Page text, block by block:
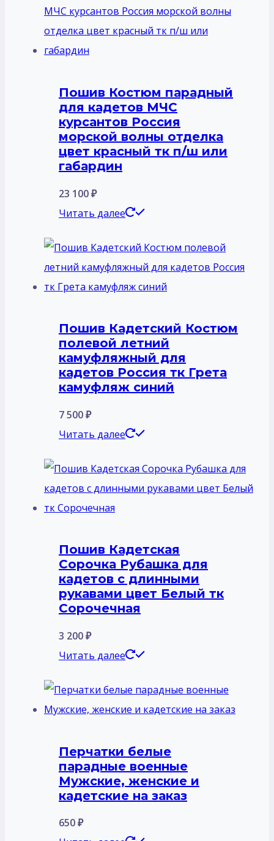
Пошив Костюм парадный
для кадетов МЧС
курсантов Россия
морской волны отделка
цвет красный тк п/ш или
габардин
23 100₽
Читать далее
Пошив Кадетский Костюм
полевой летний
камуфляжный для
кадетов Россия тк Грета
камуфляж синий
7 500₽
Читать далее
Пошив Кадетская
Сорочка Рубашка для
кадетов с длинными
рукавами цвет Белый тк
Сорочечная
3 200₽
Читать далее
Перчатки белые
парадные военные
Мужские, женские и
кадетские на заказ
650₽